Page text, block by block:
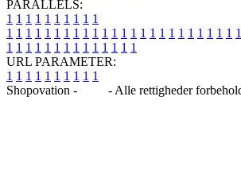
PARALLELS:
1 1 1 1 1 1 1 1 1 1
1 1 1 1 1 1 1 1 1 1 1 1 1 1 1 1 1 1 1 1 1 1 1 1 1
1 1 1 1 1 1 1 1 1 1 1 1 1 1
URL PARAMETER:
1 1 1 1 1 1 1 1 1 1
Shopovation -
- Alle rettigheder